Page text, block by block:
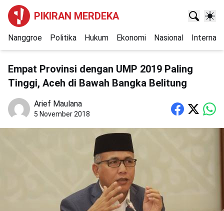
PIKIRAN MERDEKA
Nanggroe Politika Hukum Ekonomi Nasional
Empat Provinsi dengan UMP 2019 Paling
Tinggi, Aceh di Bawah Bangka Belitung
Arief Maulana
5 November 2018